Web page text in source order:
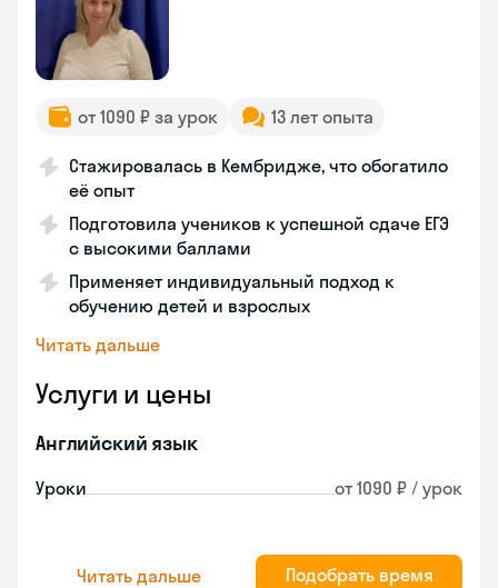
от 1090 ₽ за урок 13 лет опыта
Стажировалась в Кембридже, что обогатило
её опыт
Подготовила учеников к успешной сдаче ЕГЭ
с высокими баллами
Применяет индивидуальный подход к
обучению детей и взрослых
Читать дальше
Услуги и цены
Английский язык
Уроки от 1090 ₽ / урок
Читать дальше Подобрать время